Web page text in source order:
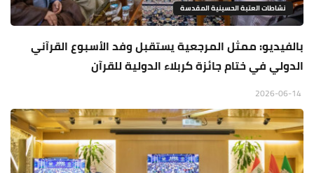
نشاطات العتبة الحسينية المقدسة
بالفيديو: ممثل المرجعية يستقبل وفد الأسبوع القرآني
الدولي في ختام جائزة كربلاء الدولية للقرآن